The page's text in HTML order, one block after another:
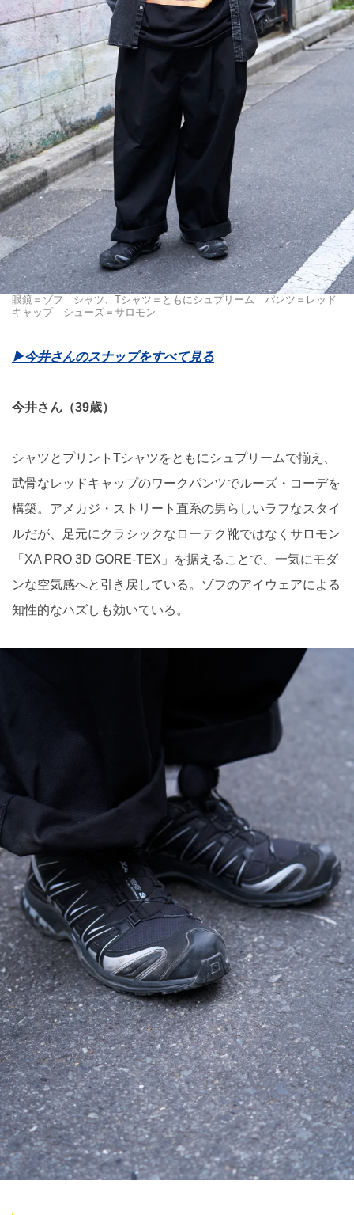
眼鏡＝ゾフ シャツ、Tシャツ＝ともにシュプリーム パンツ＝レッド
キャップ シューズ＝サロモン
▶今井さんのスナップをすべて見る
今井さん（39歳）
シャツとプリントTシャツをともにシュプリームで揃え、
武骨なレッドキャップのワークパンツでルーズ・コーデを
構築。アメカジ・ストリート直系の男らしいラフなスタイ
ルだが、足元にクラシックなローテク靴ではなくサロモン
「XA PRO 3D GORE-TEX」を据えることで、一気にモダ
ンな空気感へと引き戻している。ゾフのアイウェアによる
知性的なハズしも効いている。